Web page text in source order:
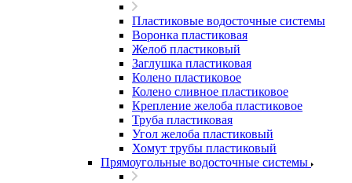
Пластиковые водосточные системы
Воронка пластиковая
Желоб пластиковый
Заглушка пластиковая
Колено пластиковое
Колено сливное пластиковое
Крепление желоба пластиковое
Труба пластиковая
Угол желоба пластиковый
Хомут трубы пластиковый
Прямоугольные водосточные системы